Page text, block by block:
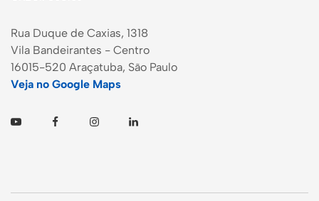
Rua Duque de Caxias, 1318
Vila Bandeirantes - Centro
16015-520 Araçatuba, São Paulo
Veja no Google Maps
Youtube FacebookInstagramLinkedin